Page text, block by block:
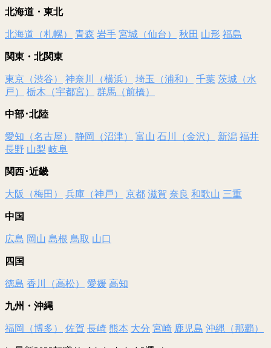
北海道・東北
北海道（札幌） 青森 岩手 宮城（仙台） 秋田 山形 福島
関東・北関東
東京（渋谷） 神奈川（横浜） 埼玉（浦和） 千葉 茨城（水
戸）
栃木（宇都宮） 群馬（前橋）
中部･北陸
愛知（名古屋） 静岡（沼津） 富山 石川（金沢） 新潟 福井
長野 山梨 岐阜
関西･近畿
大阪（梅田） 兵庫（神戸） 京都 滋賀 奈良 和歌山 三重
中国
広島 岡山 島根 鳥取 山口
四国
徳島 香川（高松） 愛媛 高知
九州・沖縄
福岡（博多） 佐賀 長崎 熊本 大分 宮崎 鹿児島 沖縄（那覇）